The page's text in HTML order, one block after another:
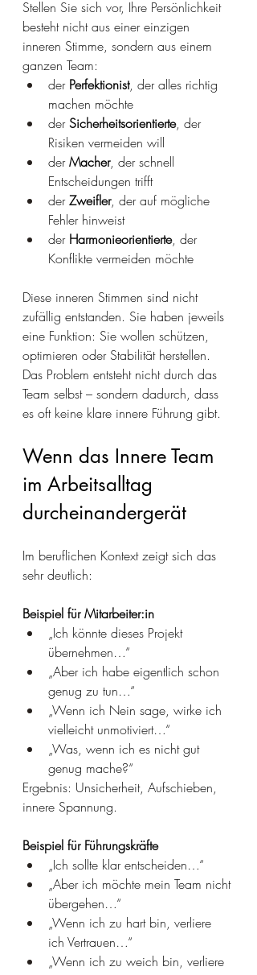
Stellen Sie sich vor, Ihre Persönlichkeit
besteht nicht aus einer einzigen
inneren Stimme, sondern aus einem
ganzen Team:
der Perfektionist, der alles richtig
machen möchte
der Sicherheitsorientierte, der
Risiken vermeiden will
der Macher, der schnell
Entscheidungen trifft
der Zweifler, der auf mögliche
Fehler hinweist
der Harmonieorientierte, der
Konflikte vermeiden möchte
Diese inneren Stimmen sind nicht
zufällig entstanden. Sie haben jeweils
eine Funktion: Sie wollen schützen,
optimieren oder Stabilität herstellen.
Das Problem entsteht nicht durch das
Team selbst – sondern dadurch, dass
es oft keine klare innere Führung gibt.
Wenn das Innere Team
im Arbeitsalltag
durcheinandergerät
Im beruflichen Kontext zeigt sich das
sehr deutlich:
Beispiel für Mitarbeiter:in
„Ich könnte dieses Projekt
übernehmen…“
„Aber ich habe eigentlich schon
genug zu tun…“
„Wenn ich Nein sage, wirke ich
vielleicht unmotiviert…“
„Was, wenn ich es nicht gut
genug mache?“
Ergebnis: Unsicherheit, Aufschieben,
innere Spannung.
Beispiel für Führungskräfte
„Ich sollte klar entscheiden…“
„Aber ich möchte mein Team nicht
übergehen…“
„Wenn ich zu hart bin, verliere
ich Vertrauen…“
„Wenn ich zu weich bin, verliere